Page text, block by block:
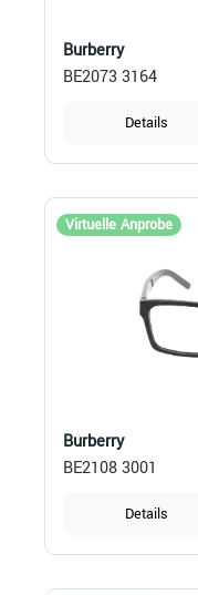
Burberry
BE2073 3164
Details
Virtuelle Anprobe
Burberry
BE2108 3001
Details